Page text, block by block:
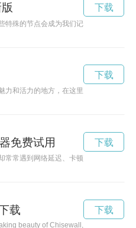
特殊的节点会成为我们记忆深处的传奇
下载
力和活力的地方，在这里可以体验到不
下载
免费试用
常常遇到网络延迟、卡顿等问题？
下载
载
beauty of Chisewall, a sanctuary
下载